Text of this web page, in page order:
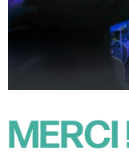
MERCI